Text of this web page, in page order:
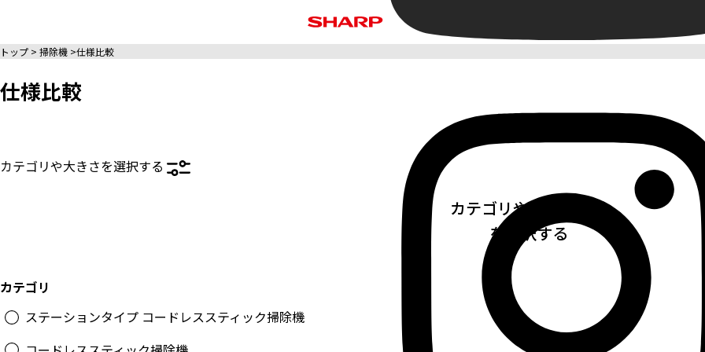
トップ 掃除機 仕様比較
仕様比較
カテゴリや大きさを選択する
カテゴリや集じん方式
を選択する
カテゴリ
ステーションタイプ コードレススティック掃除機